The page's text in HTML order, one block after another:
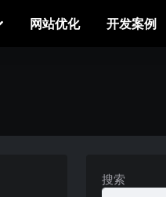
网站优化 开发案例
搜索